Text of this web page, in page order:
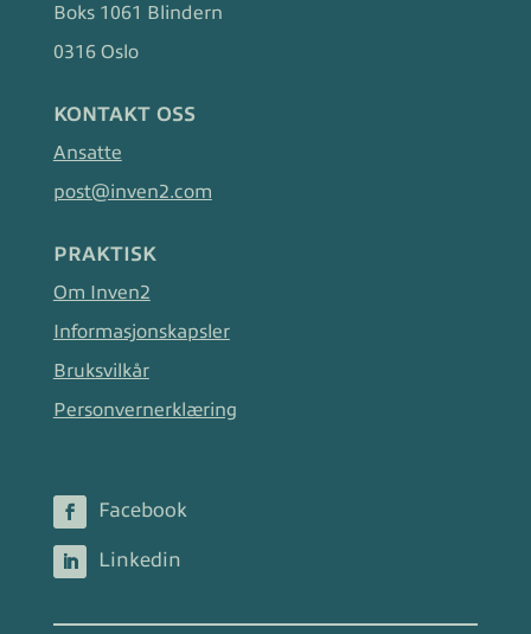
Boks 1061 Blindern
0316 Oslo
KONTAKT OSS
Ansatte
post@inven2.com
PRAKTISK
Om Inven2
Informasjonskapsler
Bruksvilkår
Personvernerklæring